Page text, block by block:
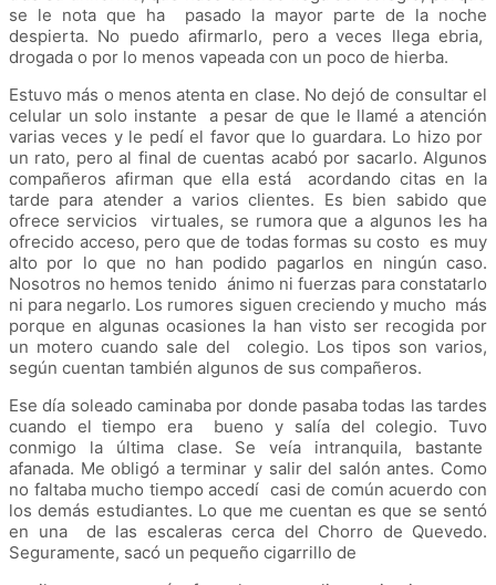
se le nota que ha pasado la mayor parte de la noche
despierta. No puedo afirmarlo, pero a veces llega ebria,
drogada o por lo menos vapeada con un poco de hierba.
Estuvo más o menos atenta en clase. No dejó de consultar el
celular un solo instante a pesar de que le llamé a atención
varias veces y le pedí el favor que lo guardara. Lo hizo por
un rato, pero al final de cuentas acabó por sacarlo. Algunos
compañeros afirman que ella está acordando citas en la
tarde para atender a varios clientes. Es bien sabido que
ofrece servicios virtuales, se rumora que a algunos les ha
ofrecido acceso, pero que de todas formas su costo es muy
alto por lo que no han podido pagarlos en ningún caso.
Nosotros no hemos tenido ánimo ni fuerzas para constatarlo
ni para negarlo. Los rumores siguen creciendo y mucho más
porque en algunas ocasiones la han visto ser recogida por
un motero cuando sale del colegio. Los tipos son varios,
según cuentan también algunos de sus compañeros.
Ese día soleado caminaba por donde pasaba todas las tardes
cuando el tiempo era bueno y salía del colegio. Tuvo
conmigo la última clase. Se veía intranquila, bastante
afanada. Me obligó a terminar y salir del salón antes. Como
no faltaba mucho tiempo accedí casi de común acuerdo con
los demás estudiantes. Lo que me cuentan es que se sentó
en una de las escaleras cerca del Chorro de Quevedo.
Seguramente, sacó un pequeño cigarrillo de